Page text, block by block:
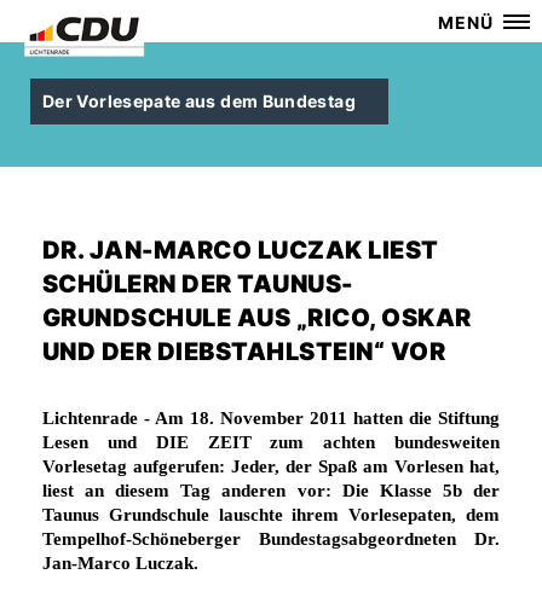
MENÜ
Der Vorlesepate aus dem Bundestag
DR. JAN-MARCO LUCZAK LIEST
SCHÜLERN DER TAUNUS-
GRUNDSCHULE AUS „RICO, OSKAR
UND DER DIEBSTAHLSTEIN“ VOR
Lichtenrade - Am 18. November 2011 hatten die Stiftung
Lesen und DIE ZEIT zum achten bundesweiten
Vorlesetag aufgerufen: Jeder, der Spaß am Vorlesen hat,
liest an diesem Tag anderen vor: Die Klasse 5b der
Taunus Grundschule lauschte ihrem Vorlesepaten, dem
Tempelhof-Schöneberger Bundestagsabgeordneten Dr.
Jan-Marco Luczak.